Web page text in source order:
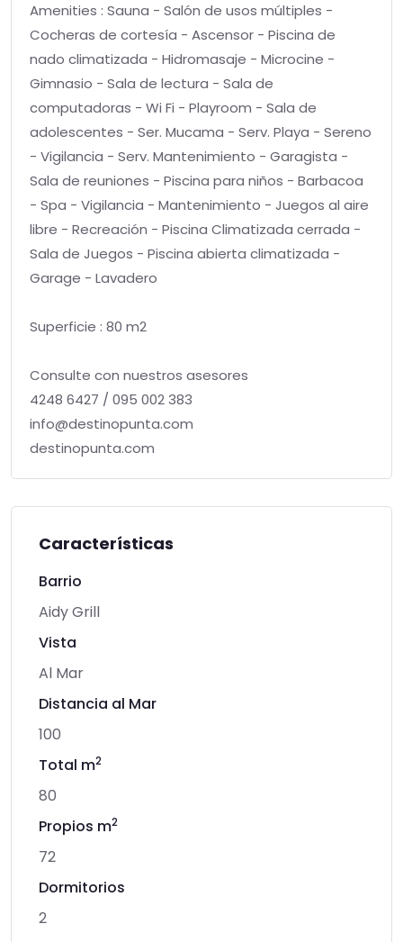
Amenities : Sauna - Salón de usos múltiples -
Cocheras de cortesía - Ascensor - Piscina de
nado climatizada - Hidromasaje - Microcine -
Gimnasio - Sala de lectura - Sala de
computadoras - Wi Fi - Playroom - Sala de
adolescentes - Ser. Mucama - Serv. Playa - Sereno
- Vigilancia - Serv. Mantenimiento - Garagista -
Sala de reuniones - Piscina para niños - Barbacoa
- Spa - Vigilancia - Mantenimiento - Juegos al aire
libre - Recreación - Piscina Climatizada cerrada -
Sala de Juegos - Piscina abierta climatizada -
Garage - Lavadero
Superficie : 80 m2
Consulte con nuestros asesores
4248 6427 / 095 002 383
info@destinopunta.com
destinopunta.com
Características
Barrio
Aidy Grill
Vista
Al Mar
Distancia al Mar
100
Total m2
80
Propios m2
72
Dormitorios
2